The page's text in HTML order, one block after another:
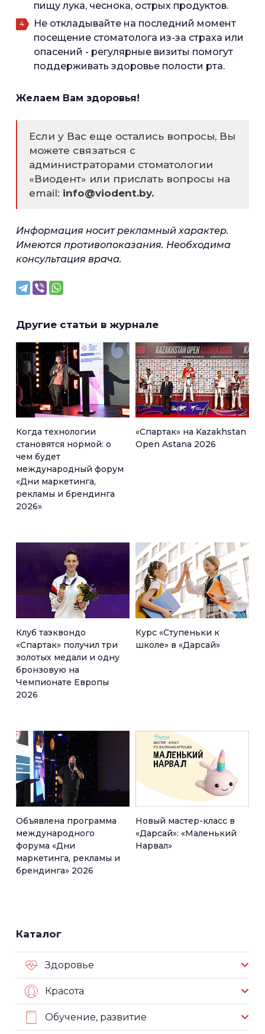
пищу лука, чеснока, острых продуктов.
Не откладывайте на последний момент
посещение стоматолога из-за страха или
опасений - регулярные визиты помогут
поддерживать здоровье полости рта.
Желаем Вам здоровья!
Если у Вас еще остались вопросы, Вы
можете связаться с
администраторами стоматологии
«Виодент» или прислать вопросы на
email: info@viodent.by.
Информация носит рекламный характер.
Имеются противопоказания. Необходима
консультация врача.
Другие статьи в журнале
Когда технологии
становятся нормой: о
чем будет
международный форум
«Дни маркетинга,
рекламы и брендинга
2026»
«Спартак» на Kazakhstan
Open Astana 2026
Клуб таэквондо
«Спартак» получил три
золотых медали и одну
бронзовую на
Чемпионате Европы
2026
Курс «Ступеньки к
школе» в «Дарсай»
Объявлена программа
международного
форума «Дни
маркетинга, рекламы и
брендинга» 2026
Новый мастер-класс в
«Дарсай»: «Маленький
Нарвал»
Каталог
Здоровье
Красота
Обучение, развитие